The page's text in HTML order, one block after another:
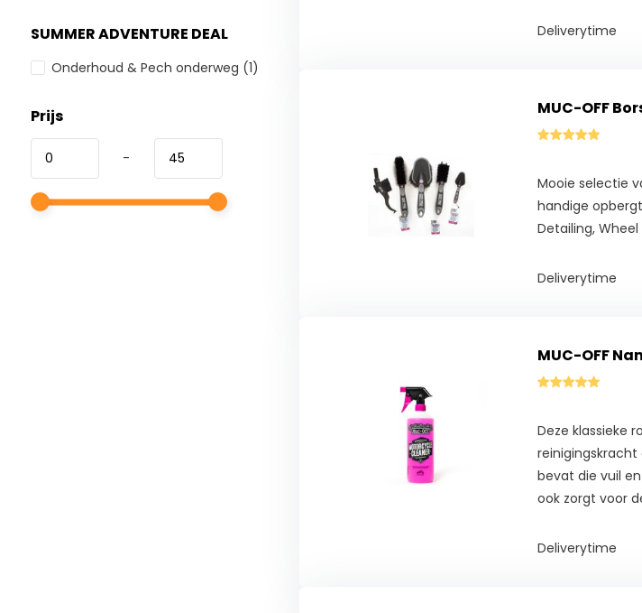
SUMMER ADVENTURE DEAL
Onderhoud & Pech onderweg (1)
Prijs
-
Deliverytime
MUC-OFF
Mooie selectie
handige
Detailing,
Deliverytime
MUC-OFF
Deze klassieke
bevat die vuil
ook zorgt voor
Deliverytime